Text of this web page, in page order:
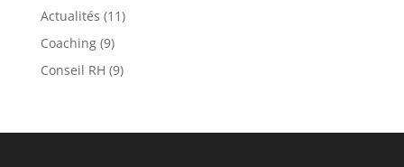
Actualités (11)
Coaching(9)
Conseil RH (9)